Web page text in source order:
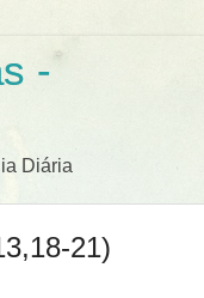
-
Diária
21)